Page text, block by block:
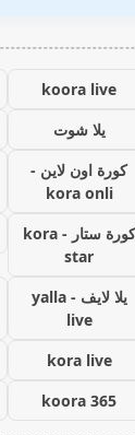
koora live
يلا شوت
كورة اون لاين -
kora onli
كورة ستار - kora
star
يلا لايف - yalla
live
kora live
koora 365